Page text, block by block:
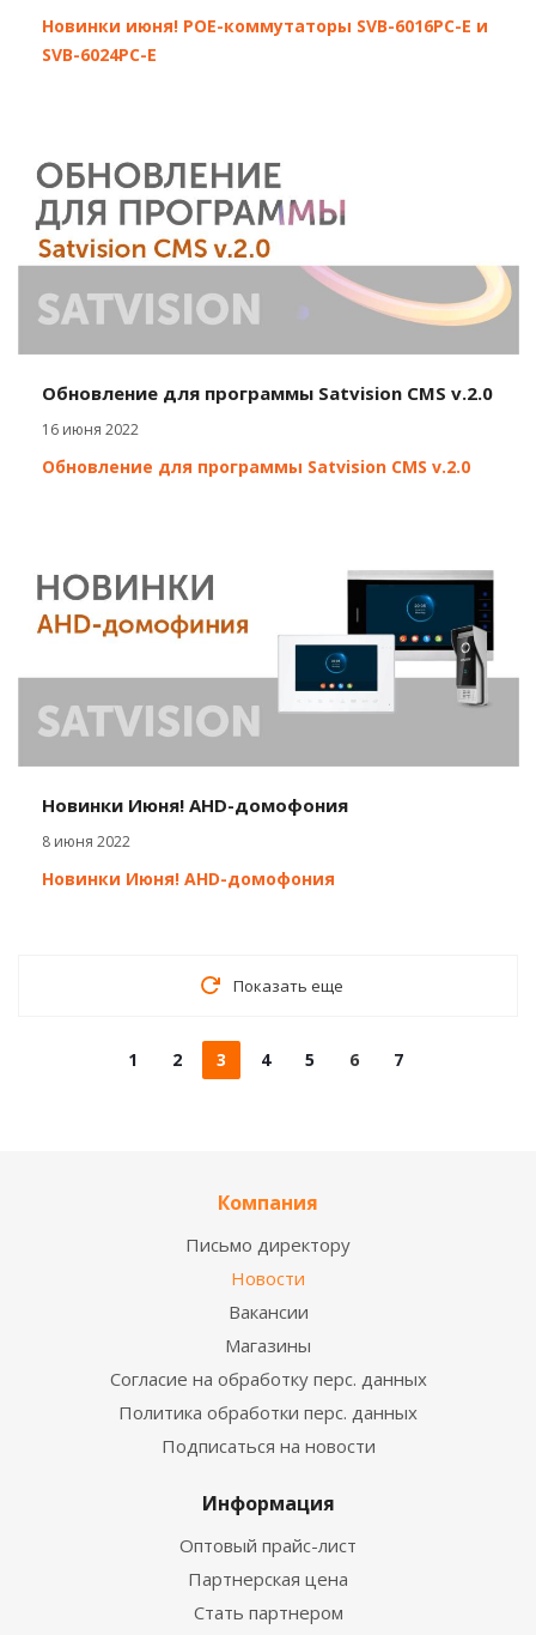
Новинки июня! POE-коммутаторы SVB-6016PC-E и
SVB-6024PC-E
Обновление для программы Satvision CMS v.2.0
16 июня 2022
Обновление для программы Satvision CMS v.2.0
Новинки Июня! AHD-домофония
8 июня 2022
Новинки Июня! AHD-домофония
Показать еще
1 2 3 4 5 6 7
Компания
Письмо директору
Новости
Вакансии
Магазины
Согласие на обработку перс. данных
Политика обработки перс. данных
Подписаться на новости
Информация
Оптовый прайс-лист
Партнерская цена
Стать партнером